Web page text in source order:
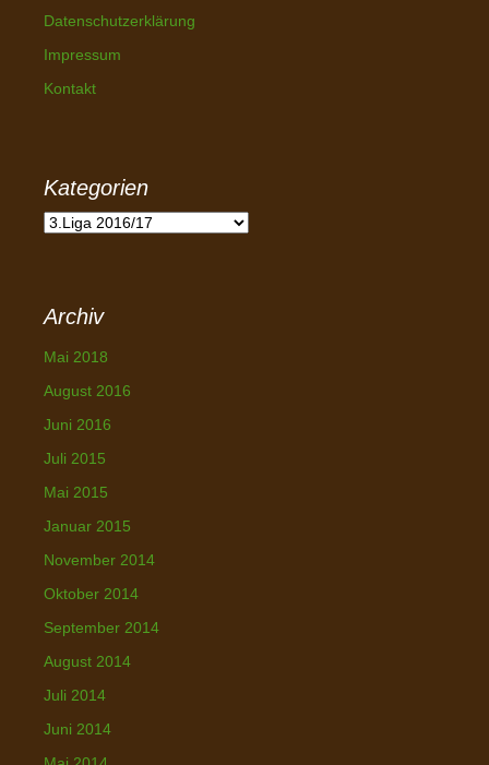
Datenschutzerklärung
Impressum
Kontakt
Kategorien
K
g
r
n
Archiv
Mai 2018
August 2016
Juni 2016
Juli 2015
Mai 2015
Januar 2015
November 2014
Oktober 2014
September 2014
August 2014
Juli 2014
Juni 2014